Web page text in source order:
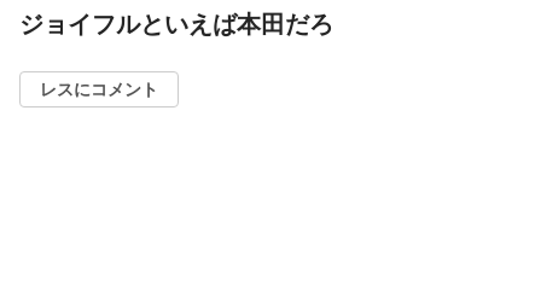
ジョイフルといえば本田だろ
レスにコメント